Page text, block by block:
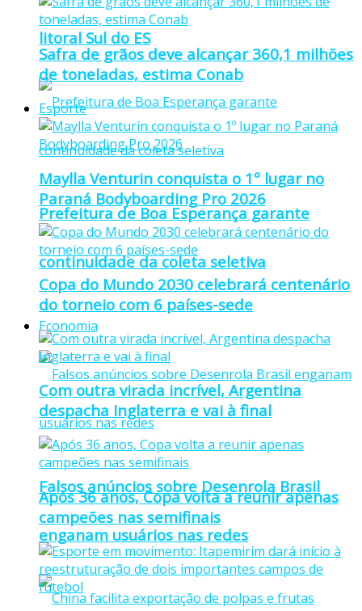
litoral Sul do ES
Prefeitura de Boa Esperança garante
continuidade da coleta seletiva
Economia
Falsos anúncios sobre Desenrola Brasil
enganam usuários nas redes
Safra de grãos deve alcançar 360,1 milhões
de toneladas, estima Conab
Esporte
Maylla Venturin conquista o 1º lugar no
Paraná Bodyboarding Pro 2026
Copa do Mundo 2030 celebrará centenário
do torneio com 6 países-sede
Com outra virada incrível, Argentina
despacha Inglaterra e vai à final
Após 36 anos, Copa volta a reunir apenas
campeões nas semifinais